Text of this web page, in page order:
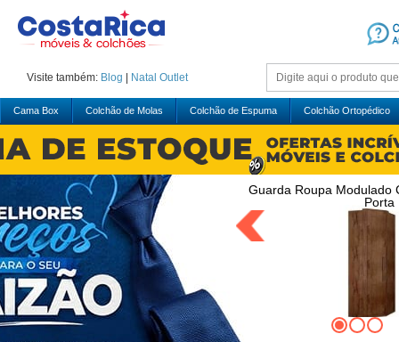
Visite também: Blog Natal Outlet
Cama Box Colchão de Molas Colchão de Espuma Colchão Ortopédico
Guarda Roupa Modulado
Porta